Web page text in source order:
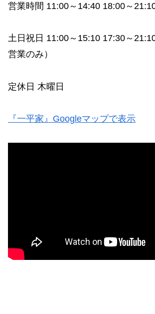
営業時間 11:00～14:40 18:00～
土日祝日 11:00～15:10 17:30～
営業のみ）
定休日 木曜日
『一平家』Googleマップで表示